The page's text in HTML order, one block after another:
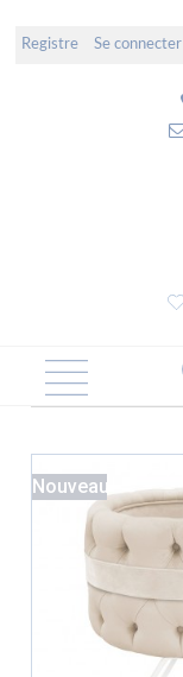
Registre Se connecter
Nouveau